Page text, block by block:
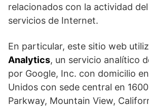
relacionados con la actividad
servicios de Internet.
En particular, este sitio web
Analytics, un servicio analítico
por Google, Inc. con domicilio
Unidos con sede central en
Parkway, Mountain View,